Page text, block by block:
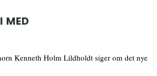
MED
Kenneth Holm Lildholdt siger om det nye